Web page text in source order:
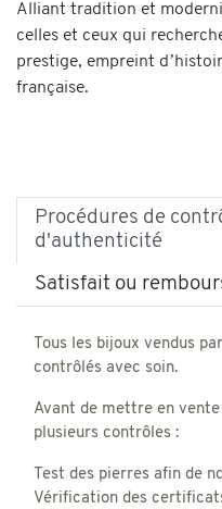
Alliant tradition et
celles et ceux qui
prestige, empreint
française.
Procédures de
d'authenticité
Satisfait ou
Tous les bijoux vendus
contrôlés avec soin.
Avant de mettre en vente
plusieurs contrôles :
Test des pierres afin de
Vérification des